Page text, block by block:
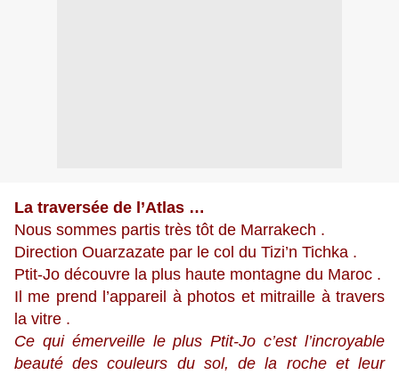
La traversée de l’Atlas …
Nous sommes partis très tôt de Marrakech .
Direction Ouarzazate par le col du Tizi’n Tichka .
Ptit-Jo découvre la plus haute montagne du Maroc .
Il me prend l’appareil à photos et mitraille à travers
la vitre .
Ce qui émerveille le plus Ptit-Jo c’est l’incroyable
beauté des couleurs du sol, de la roche et leur